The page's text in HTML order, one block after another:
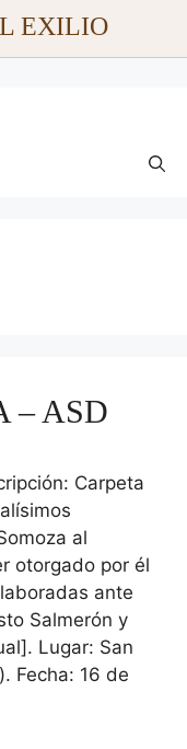
EXILIO
– ASD
Carpeta
al
otorgado por él
ante
Salmerón y
Lugar: San
Fecha: 16 de